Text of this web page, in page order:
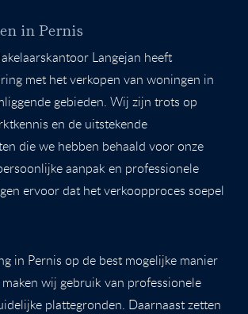
in Pernis
Langejan heeft
met het verkopen van woningen in
gebieden. Wij zijn trots op
en de uitstekende
die we hebben behaald voor onze
aanpak en professionele
ervoor dat het verkoopproces soepel
in Pernis op de best mogelijke manier
wij gebruik van professionele
plattegronden. Daarnaast zetten